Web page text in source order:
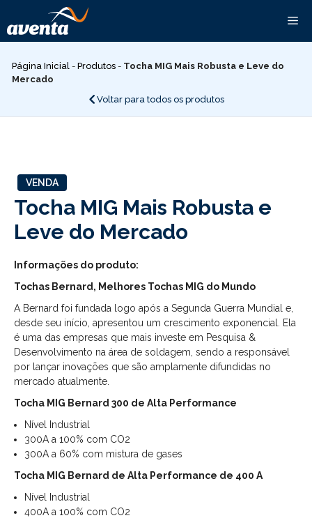
para
o
conteúdo
Página Inicial - Produtos - Tocha MIG Mais Robusta e Leve do
Mercado
Voltar para todos os produtos
VENDA
Tocha MIG Mais Robusta e
Leve do Mercado
Informações do produto:
Tochas Bernard, Melhores Tochas MIG do Mundo
A Bernard foi fundada logo após a Segunda Guerra Mundial e,
desde seu início, apresentou um crescimento exponencial. Ela
é uma das empresas que mais investe em Pesquisa &
Desenvolvimento na área de soldagem, sendo a responsável
por lançar inovações que são amplamente difundidas no
mercado atualmente.
Tocha MIG Bernard 300 de Alta Performance
Nível Industrial
300A a 100% com CO2
300A a 60% com mistura de gases
Tocha MIG Bernard de Alta Performance de 400 A
Nível Industrial
400A a 100% com CO2